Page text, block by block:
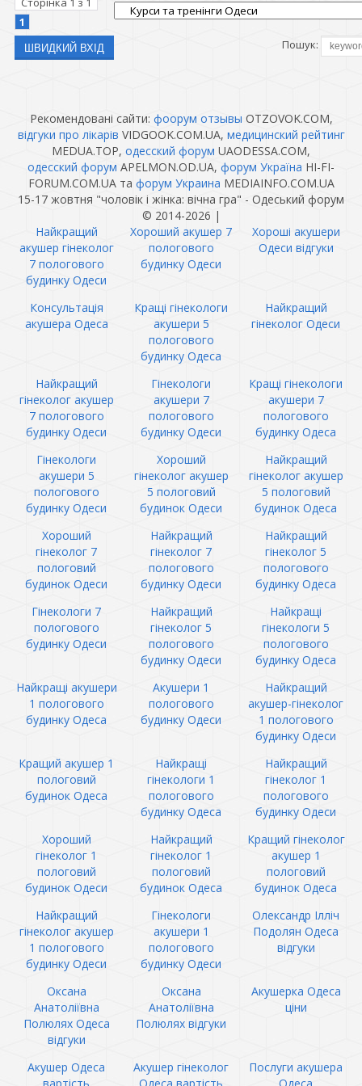
Розклад: 15-17 жовтня, 18:30-22:30
1
Пошук:
Рекомендовані сайти: фоорум отзывы OTZOVOK.COM,
відгуки про лікарів VIDGOOK.COM.UA, медицинский рейтинг
MEDUA.TOP, одесский форум UAODESSA.COM,
одесский форум APELMON.OD.UA, форум Україна HI-FI-
FORUM.COM.UA та форум Украина MEDIAINFO.COM.UA
15-17 жовтня "чоловік і жінка: вічна гра" - Одеський форум
© 2014-2026 |
Найкращий
акушер гінеколог
7 пологового
будинку Одеси
Хороший акушер 7
пологового
будинку Одеси
Хороші акушери
Одеси відгуки
Консультація
акушера Одеса
Кращі гінекологи
акушери 5
пологового
будинку Одеса
Найкращий
гінеколог Одеси
Найкращий
гінеколог акушер
7 пологового
будинку Одеси
Гінекологи
акушери 7
пологового
будинку Одеси
Кращі гінекологи
акушери 7
пологового
будинку Одеса
Гінекологи
акушери 5
пологового
будинку Одеси
Хороший
гінеколог акушер
5 пологовий
будинок Одеси
Найкращий
гінеколог акушер
5 пологовий
будинок Одеса
Хороший
гінеколог 7
пологовий
будинок Одеси
Найкращий
гінеколог 7
пологового
будинку Одеси
Найкращий
гінеколог 5
пологового
будинку Одеса
Гінекологи 7
пологового
будинку Одеси
Найкращий
гінеколог 5
пологового
будинку Одеси
Найкращі
гінекологи 5
пологового
будинку Одеса
Найкращі акушери
1 пологового
будинку Одеса
Акушери 1
пологового
будинку Одеси
Найкращий
акушер-гінеколог
1 пологового
будинку Одеси
Кращий акушер 1
пологовий
будинок Одеса
Найкращі
гінекологи 1
пологового
будинку Одеса
Найкращий
гінеколог 1
пологового
будинку Одеси
Хороший
гінеколог 1
пологовий
будинок Одеси
Найкращий
гінеколог 1
пологовий
будинок Одеса
Кращий гінеколог
акушер 1
пологовий
будинок Одеса
Найкращий
гінеколог акушер
1 пологового
будинку Одеси
Гінекологи
акушери 1
пологового
будинку Одеси
Олександр Ілліч
Подолян Одеса
відгуки
Оксана
Анатоліївна
Полюлях Одеса
відгуки
Оксана
Анатоліївна
Полюлях відгуки
Акушерка Одеса
ціни
Акушер Одеса
Акушер гінеколог
Послуги акушера